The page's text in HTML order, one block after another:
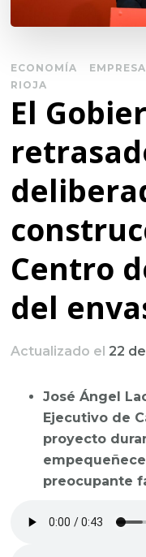
ECONOMÍA EMPRESA
RIOJA
El
Centro
del
Actualizado el22
José Ángel
Ejecutivo de
proyecto
preocupante